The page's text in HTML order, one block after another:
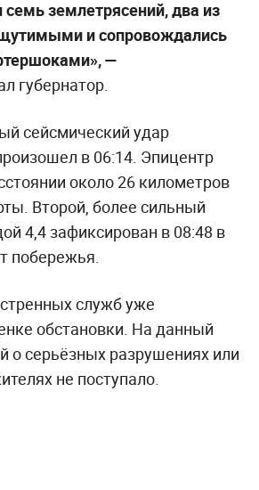
землетрясений, два из
и сопровождались
—
губернатор.
сейсмический удар
в 06:14. Эпицентр
около 26 километров
Второй, более сильный
4,4 зафиксирован в 08:48 в
побережья.
служб уже
обстановки. На данный
о серьёзных разрушениях или
не поступало.